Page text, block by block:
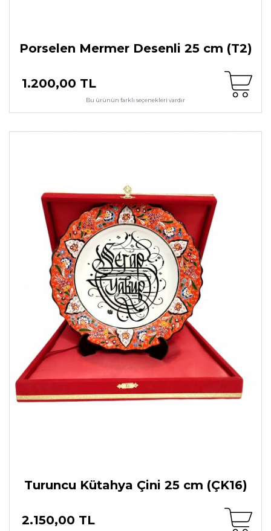
Porselen Mermer Desenli 25 cm (T2)
1.200,00 TL
Bu ürünün farklı seçenekleri vardır
Turuncu Kütahya Çini 25 cm (ÇK16)
2.150,00 TL